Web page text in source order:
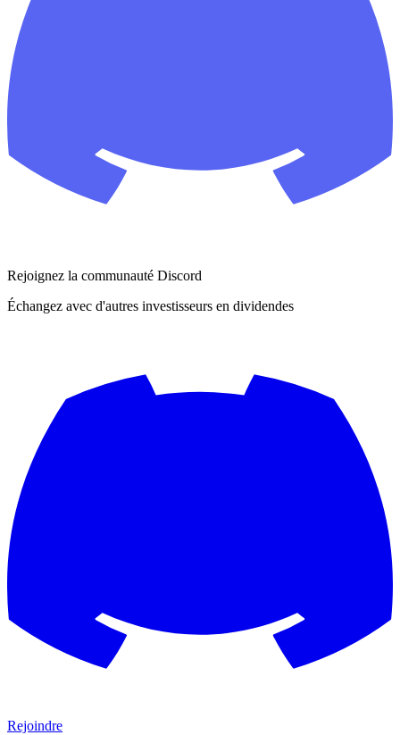
Rejoignez la communauté Discord
Échangez avec d'autres investisseurs en dividendes
Rejoindre